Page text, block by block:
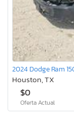
2024 Dodge Ram
Houston, TX
$0
Oferta Actual